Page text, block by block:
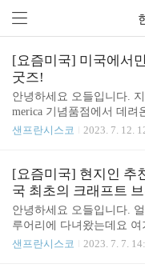
[요즘미국] 미국에서
굿즈!
안녕하세요 오들입니다.
merica 기념품점에서 데려
을 간단히 보여드리려고
할수 있어요. 스누피는 워
세계 어딜가나 라이센스 제
기념품 가게에서 파는 제
런건 아니지만 확실히 제
는 재미가 있었어요. 가격
인 편이고요. Great
샌프란시스코 2023. 7. 12.
[요즘미국] 현지인 추
국 최초의 크래프트
안녕하세요 오들입니다.
루어리에 다녀왔는데요
한 곳이더라고요. 다운타
샌프란시스코 2023. 7. 7.